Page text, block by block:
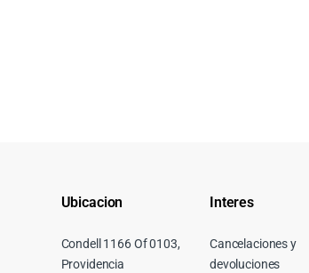
Ubicacion
Condell 1166 Of 0103,
Providencia
Interes
Cancelaciones y
devoluciones